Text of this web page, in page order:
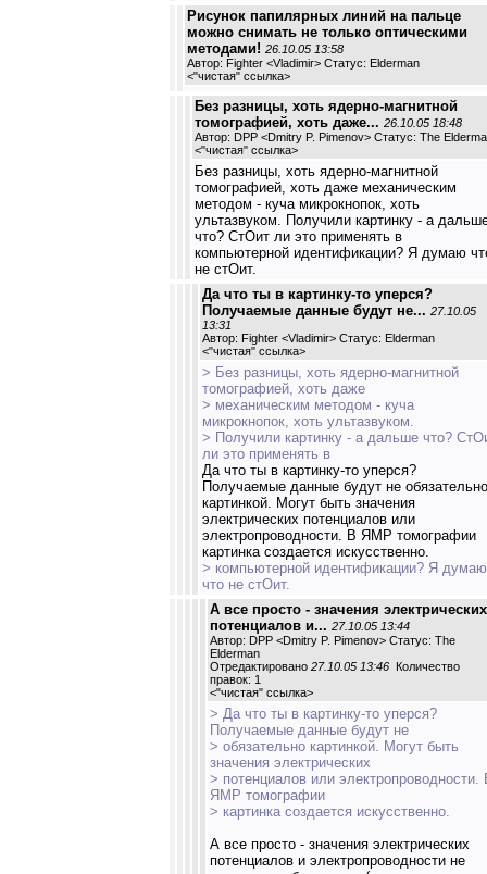
Рисунок папилярных линий на пальце
можно снимать не только оптическими
методами! 26.10.05 13:58
Автор: Fighter <Vladimir> Статус: Elderman
<"чистая" ссылка>
Без разницы, хоть ядерно-магнитной
томографией, хоть даже... 26.10.05 18:48
Автор: DPP <Dmitry P. Pimenov> Статус: The
<"чистая" ссылка>
Без разницы, хоть ядерно-магнитной
томографией, хоть даже механическим
методом - куча микрокнопок, хоть
ультазвуком. Получили картинку - а
что? СтОит ли это применять в
компьютерной идентификации? Я думаю
не стОит.
Да что ты в картинку-то уперся?
Получаемые данные будут не... 27.10.05
13:31
Автор: Fighter <Vladimir> Статус: Elderman
<"чистая" ссылка>
> Без разницы, хоть ядерно-магнитной
томографией, хоть даже
> механическим методом - куча
микрокнопок, хоть ультазвуком.
> Получили картинку - а дальше что?
ли это применять в
Да что ты в картинку-то уперся?
Получаемые данные будут не обязательно
картинкой. Могут быть значения
электрических потенциалов или
электропроводности. В ЯМР томографии
картинка создается искусственно.
> компьютерной идентификации? Я думаю
что не стОит.
А все просто - значения электрических
потенциалов и... 27.10.05 13:44
Автор: DPP <Dmitry P. Pimenov> Статус: The
Elderman
Отредактировано 27.10.05 13:46 Количество
правок: 1
<"чистая" ссылка>
> Да что ты в картинку-то уперся?
Получаемые данные будут не
> обязательно картинкой. Могут быть
значения электрических
> потенциалов или электропроводности.
ЯМР томографии
> картинка создается искусственно.
А все просто - значения электрических
потенциалов и электропроводности не